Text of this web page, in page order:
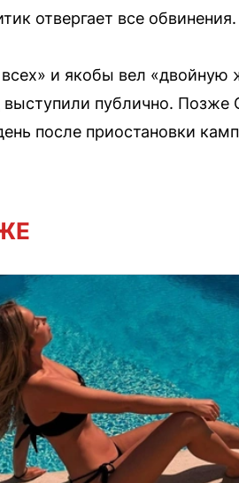
отвергает все обвинения.
и якобы вел «двойную
выступили публично. Позже
после приостановки